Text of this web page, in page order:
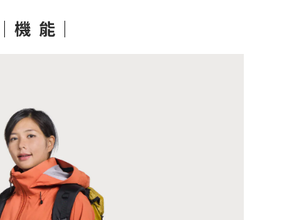
｜機 能｜